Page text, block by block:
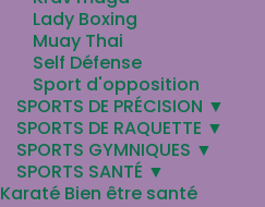
Lady Boxing
Muay Thai
Self Défense
Sport d'opposition
SPORTS DE PRÉCISION ▼
SPORTS DE RAQUETTE ▼
SPORTS GYMNIQUES ▼
SPORTS SANTÉ ▼
Karaté Bien être santé